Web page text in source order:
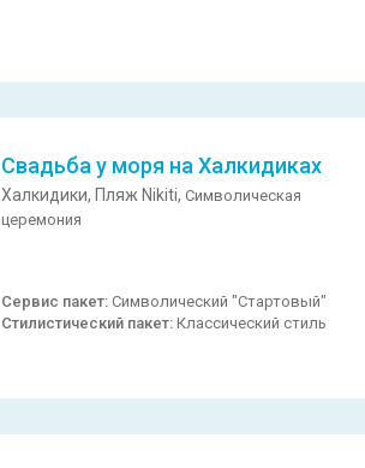
Свадьба у моря на Халкидиках
Халкидики, Пляж Nikiti,Символическая
церемония
Сервис пакет:Символический "Стартовый"
Стилистический пакет:Классический стиль